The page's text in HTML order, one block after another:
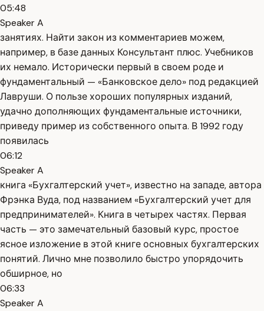
05:48
Speaker A
занятиях. Найти закон из комментариев можем,
например, в базе данных Консультант плюс. Учебников
их немало. Исторически первый в своем роде и
фундаментальный — «Банковское дело» под редакцией
Лавруши. О пользе хороших популярных изданий,
удачно дополняющих фундаментальные источники,
приведу пример из собственного опыта. В 1992 году
появилась
06:12
Speaker A
книга «Бухгалтерский учет», известно на западе, автора
Фрэнка Вуда, под названием «Бухгалтерский учет для
предпринимателей». Книга в четырех частях. Первая
часть — это замечательный базовый курс, простое
ясное изложение в этой книге основных бухгалтерских
понятий. Лично мне позволило быстро упорядочить
обширное, но
06:33
Speaker A